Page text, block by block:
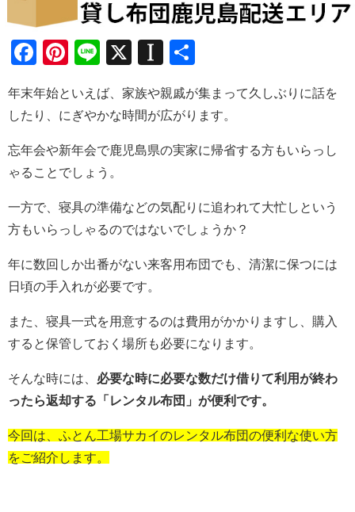
Facebook
Pinterest
Line
X Instapaper
年末年始といえば、家族や親戚が集まって久しぶりに話を
したり、にぎやかな時間が広がります。
忘年会や新年会で鹿児島県の実家に帰省する方もいらっし
ゃることでしょう。
一方で、寝具の準備などの気配りに追われて大忙しという
方もいらっしゃるのではないでしょうか？
年に数回しか出番がない来客用布団でも、清潔に保つには
日頃の手入れが必要です。
また、寝具一式を用意するのは費用がかかりますし、購入
すると保管しておく場所も必要になります。
そんな時には、 必要な時に必要な数だけ借りて利用が終わ
ったら返却する「レンタル布団」が便利です。
今回は、ふとん工場サカイのレンタル布団の便利な使い方
をご紹介します。